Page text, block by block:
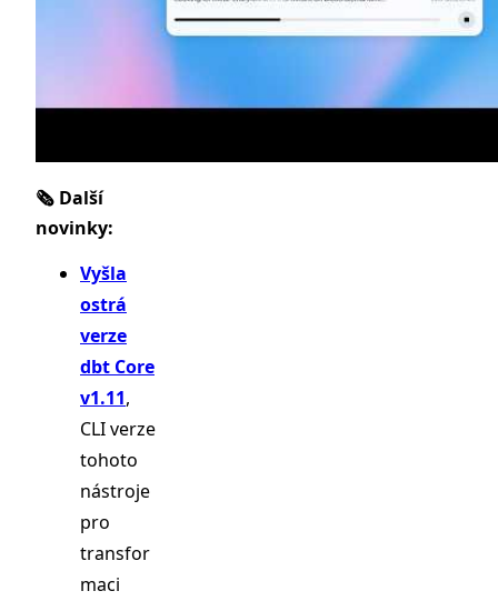
🗞️ Další
novinky:
Vyšla
ostrá
verze
dbt Core
v1.11,
CLI verze
tohoto
nástroje
pro
transfor
maci